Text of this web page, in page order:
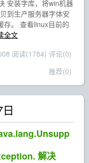
安装字库，将win机器
到生产服务器字体安
存。 查看linux目前的
全文
阅读(1784) 评论(0)
推荐(0)
解决